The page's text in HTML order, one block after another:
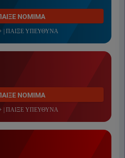
ΝΟΜΙΜΑ
| ΠΑΙΞΕ ΥΠΕΥΘΥΝΑ
ΝΟΜΙΜΑ
| ΠΑΙΞΕ ΥΠΕΥΘΥΝΑ